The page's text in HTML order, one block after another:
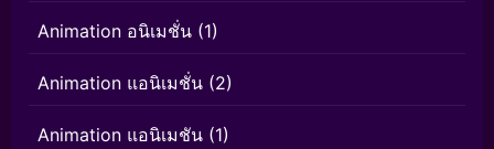
Animation อนิเมชั่น (1)
Animation แอนิเมชั่น (2)
Animation แอนิเมชัน (1)